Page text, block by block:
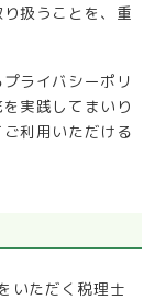
扱うことを、重
ライバシーポリ
実践してまいり
利用いただける
いただく税理士